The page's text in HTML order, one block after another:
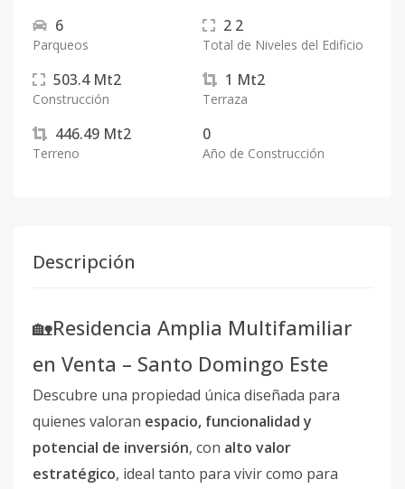
6
Parqueos
2 2
Total de Niveles del Edificio
503.4 Mt2
Construcción
1 Mt2
Terraza
446.49 Mt2
Terreno
0
Año de Construcción
Descripción
🏡Residencia Amplia Multifamiliar
en Venta – Santo Domingo Este
Descubre una propiedad única diseñada para
quienes valoran espacio, funcionalidad y
potencial de inversión, con alto valor
estratégico, ideal tanto para vivir como para